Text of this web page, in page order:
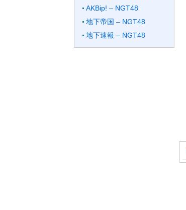
AKBip! – NGT48
地下帝国 – NGT48
地下速報 – NGT48